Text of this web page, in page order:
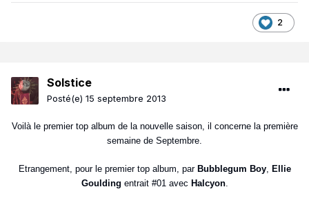
2
Solstice
Posté(e) 15 septembre 2013
Voilà le premier top album de la nouvelle saison, il concerne la première
semaine de Septembre.
Etrangement, pour le premier top album, par Bubblegum Boy, Ellie
Goulding entrait #01 avec Halcyon.